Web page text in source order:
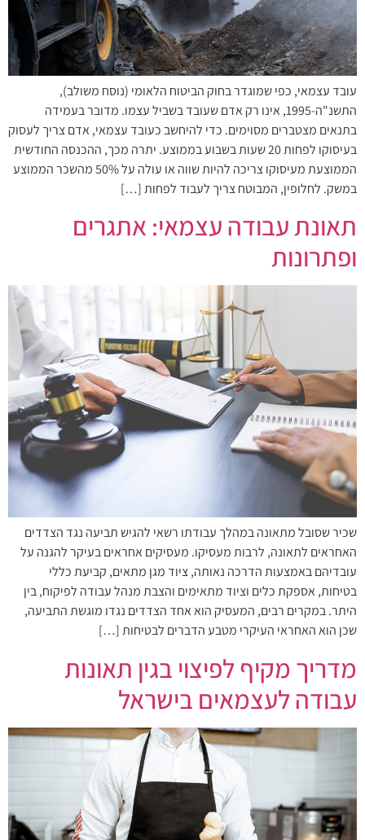
עובד עצמאי, כפי שמוגדר בחוק הביטוח הלאומי (נוסח משולב),
התשנ"ה-1995, אינו רק אדם שעובד בשביל עצמו. מדובר בעמידה
בתנאים מצטברים מסוימים. כדי להיחשב כעובד עצמאי, אדם צריך לעסוק
בעיסוקו לפחות 20 שעות בשבוע בממוצע. יתרה מכך, ההכנסה החודשית
הממוצעת מעיסוקו צריכה להיות שווה או עולה על 50% מהשכר הממוצע
במשק. לחלופין, המבוטח צריך לעבוד לפחות […]
תאונת עבודה עצמאי: אתגרים
ופתרונות
שכיר שסובל מתאונה במהלך עבודתו רשאי להגיש תביעה נגד הצדדים
האחראים לתאונה, לרבות מעסיקו. מעסיקים אחראים בעיקר להגנה על
עובדיהם באמצעות הדרכה נאותה, ציוד מגן מתאים, קביעת כללי
בטיחות, אספקת כלים וציוד מתאימים והצבת מנהל עבודה לפיקוח, בין
היתר. במקרים רבים, המעסיק הוא אחד הצדדים נגדו מוגשת התביעה,
שכן הוא האחראי העיקרי מטבע הדברים לבטיחות […]
מדריך מקיף לפיצוי בגין תאונות
עבודה לעצמאים בישראל